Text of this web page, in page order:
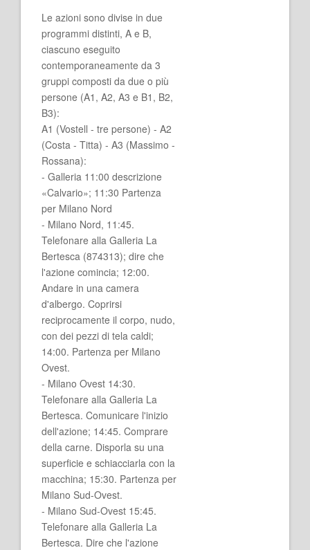
Le azioni sono divise in due
programmi distinti, A e B,
ciascuno eseguito
contemporaneamente da 3
gruppi composti da due o più
persone (A1, A2, A3 e B1, B2,
B3):
A1 (Vostell - tre persone) - A2
(Costa - Titta) - A3 (Massimo -
Rossana):
- Galleria 11:00 descrizione
«Calvario»; 11:30 Partenza
per Milano Nord
- Milano Nord, 11:45.
Telefonare alla Galleria La
Bertesca (874313); dire che
l'azione comincia; 12:00.
Andare in una camera
d'albergo. Coprirsi
reciprocamente il corpo, nudo,
con dei pezzi di tela caldi;
14:00. Partenza per Milano
Ovest.
- Milano Ovest 14:30.
Telefonare alla Galleria La
Bertesca. Comunicare l'inizio
dell'azione; 14:45. Comprare
della carne. Disporla su una
superficie e schiacciarla con la
macchina; 15:30. Partenza per
Milano Sud-Ovest.
- Milano Sud-Ovest 15:45.
Telefonare alla Galleria La
Bertesca. Dire che l'azione